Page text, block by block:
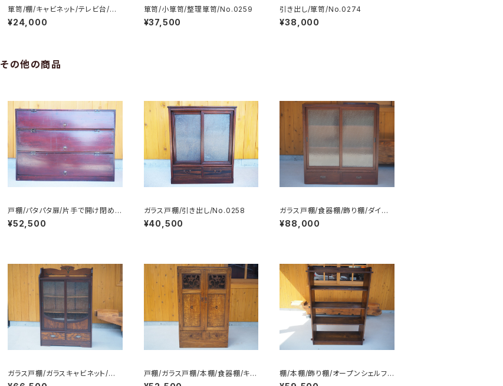
箪笥/棚/キャビネット/テレビ台/チ
ェスト/サイドボード/No.0236
¥24,000
箪笥/小箪笥/整理箪笥/No.0259
¥37,500
引き出し/箪笥/No.0274
¥38,000
その他の商品
戸棚/パタパタ扉/片手で開け閉め/
No.0269
¥52,500
ガラス戸棚/引き出し/No.0258
¥40,500
ガラス戸棚/食器棚/飾り棚/ダイヤ
ガラス/No.0225
¥88,000
ガラス戸棚/ガラスキャビネット/食
器棚/飾り棚/No.0205
戸棚/ガラス戸棚/本棚/食器棚/キャ
ビネット/No.0264
棚/本棚/飾り棚/オープンシェルフ/
No.0337